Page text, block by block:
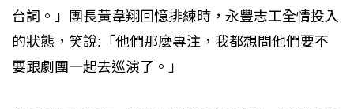
台詞。」團長黃韋翔回憶排練時，永豐志工全情投入
的狀態，笑說:「他們那麼專注，我都想問他們要不
要跟劇團一起去巡演了。」